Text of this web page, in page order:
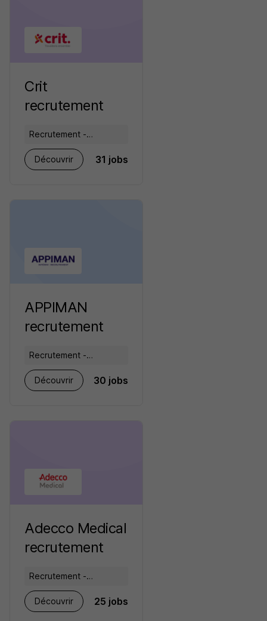
Crit
recrutement
Recrutement -
Placement - Conseils
RH
Découvrir 31 jobs
APPIMAN
recrutement
Recrutement -
Placement - Conseils
RH
Découvrir 30 jobs
Adecco Medical
recrutement
Recrutement -
Placement - Conseils
RH
Découvrir 25 jobs